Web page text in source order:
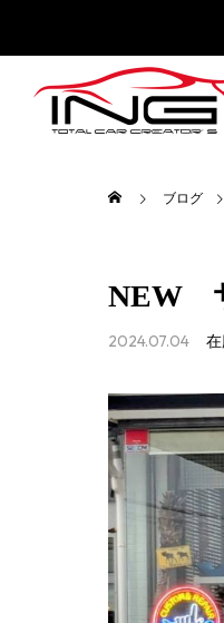
ブログ
NEW
2024.07.04